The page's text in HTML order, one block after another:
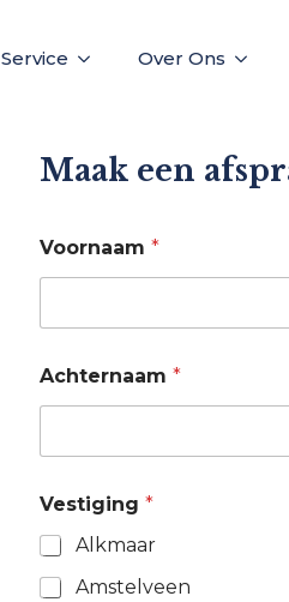
Service Over Ons
Maak een
Voornaam *
Achternaam *
Vestiging *
Alkmaar
Amstelveen